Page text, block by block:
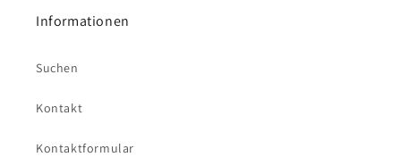
Informationen
Suchen
Kontakt
Kontaktformular